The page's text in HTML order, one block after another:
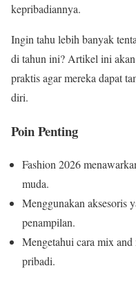
kepribadiannya.
Ingin tahu lebih banyak
di tahun ini? Artikel ini
praktis agar mereka dapat
diri.
Poin Penting
Fashion 2026
muda.
Menggunakan aksesoris
penampilan.
Mengetahui cara mix
pribadi.